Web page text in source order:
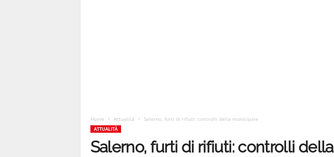
Home Attualità Salerno, furti di rifiuti: controlli della municipale
ATTUALITÀ
Salerno, furti di rifiuti: controlli della